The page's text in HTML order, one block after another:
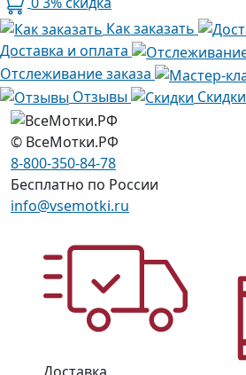
Как заказать
Доставка и оплата
Отслеживание заказа
Отзывы
Скидки
© ВсеМотки.РФ
8-800-350-84-78
Бесплатно по России
info@vsemotki.ru